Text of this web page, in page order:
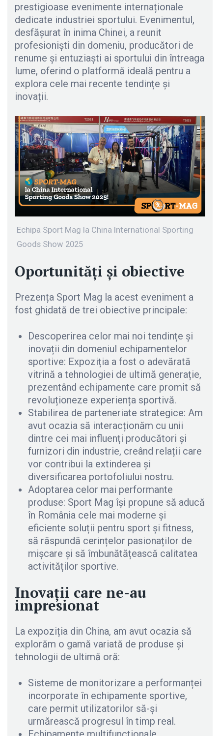
prestigioase evenimente internaționale
dedicate industriei sportului. Evenimentul,
desfășurat în inima Chinei, a reunit
profesioniști din domeniu, producători de
renume și entuziaști ai sportului din întreaga
lume, oferind o platformă ideală pentru a
explora cele mai recente tendințe și
inovații.
Echipa Sport Mag la China International Sporting
Goods Show 2025
Oportunități și obiective
Prezența Sport Mag la acest eveniment a
fost ghidată de trei obiective principale:
Descoperirea celor mai noi tendințe și
inovații din domeniul echipamentelor
sportive: Expoziția a fost o adevărată
vitrină a tehnologiei de ultimă generație,
prezentând echipamente care promit să
revoluționeze experiența sportivă.
Stabilirea de parteneriate strategice: Am
avut ocazia să interacționăm cu unii
dintre cei mai influenți producători și
furnizori din industrie, creând relații care
vor contribui la extinderea și
diversificarea portofoliului nostru.
Adoptarea celor mai performante
produse: Sport Mag își propune să aducă
în România cele mai moderne și
eficiente soluții pentru sport și fitness,
să răspundă cerințelor pasionaților de
mișcare și să îmbunătățească calitatea
activităților sportive.
Inovații care ne-au
impresionat
La expoziția din China, am avut ocazia să
explorăm o gamă variată de produse și
tehnologii de ultimă oră:
Sisteme de monitorizare a performanței
incorporate în echipamente sportive,
care permit utilizatorilor să-și
urmărească progresul în timp real.